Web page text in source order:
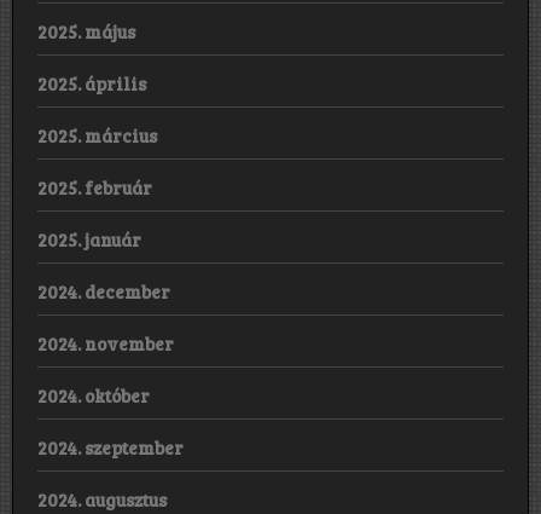
2025. május
2025. április
2025. március
2025. február
2025. január
2024. december
2024. november
2024. október
2024. szeptember
2024. augusztus